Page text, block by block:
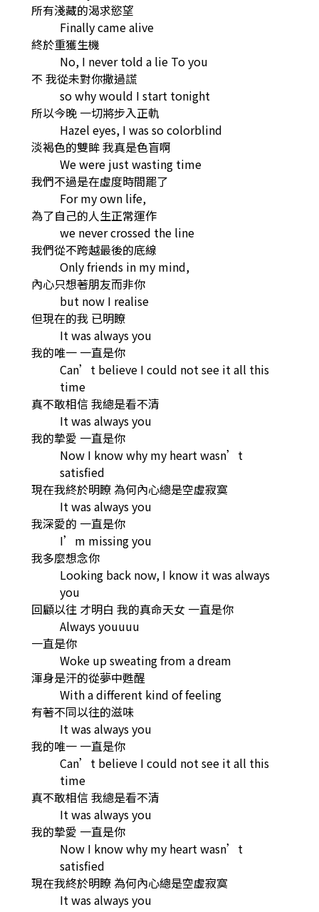
所有淺藏的渴求慾望
Finally came alive
終於重獲生機
No, I never told a lie To you
不 我從未對你撒過謊
so why would I start tonight
所以今晚 一切將步入正軌
Hazel eyes, I was so colorblind
淡褐色的雙眸 我真是色盲啊
We were just wasting time
我們不過是在虛度時間罷了
For my own life,
為了自己的人生正常運作
we never crossed the line
我們從不跨越最後的底線
Only friends in my mind,
內心只想著朋友而非你
but now I realise
但現在的我 已明瞭
It was always you
我的唯一 一直是你
Can’t believe I could not see it all this
time
真不敢相信 我總是看不清
It was always you
我的摯愛 一直是你
Now I know why my heart wasn’t
satisfied
現在我終於明瞭 為何內心總是空虛寂寞
It was always you
我深愛的 一直是你
I’m missing you
我多麼想念你
Looking back now, I know it was always
you
回顧以往 才明白 我的真命天女 一直是你
Always youuuu
一直是你
Woke up sweating from a dream
渾身是汗的從夢中甦醒
With a different kind of feeling
有著不同以往的滋味
It was always you
我的唯一 一直是你
Can’t believe I could not see it all this
time
真不敢相信 我總是看不清
It was always you
我的摯愛 一直是你
Now I know why my heart wasn’t
satisfied
現在我終於明瞭 為何內心總是空虛寂寞
It was always you